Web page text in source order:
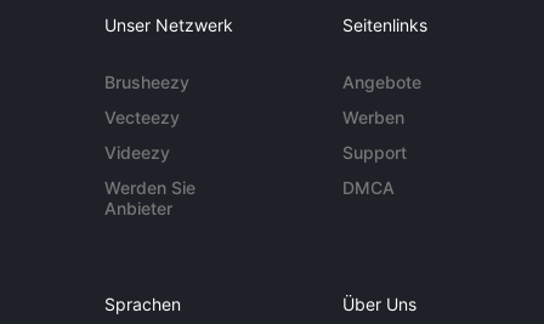
Unser Netzwerk
Brusheezy
Vecteezy
Videezy
Werden Sie
Anbieter
Seitenlinks
Angebote
Werben
Support
DMCA
Sprachen Über Uns